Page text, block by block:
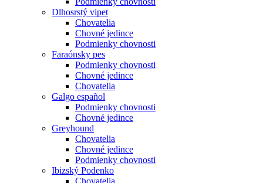
Dlhosrstý vipet
Chovatelia
Chovné jedince
Podmienky chovnosti
Faraónsky pes
Podmienky chovnosti
Chovné jedince
Chovatelia
Galgo español
Podmienky chovnosti
Chovné jedince
Greyhound
Chovatelia
Chovné jedince
Podmienky chovnosti
Ibizský Podenko
Chovatelia